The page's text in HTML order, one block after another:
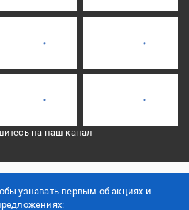
на наш канал
узнавать первым об акцияx и